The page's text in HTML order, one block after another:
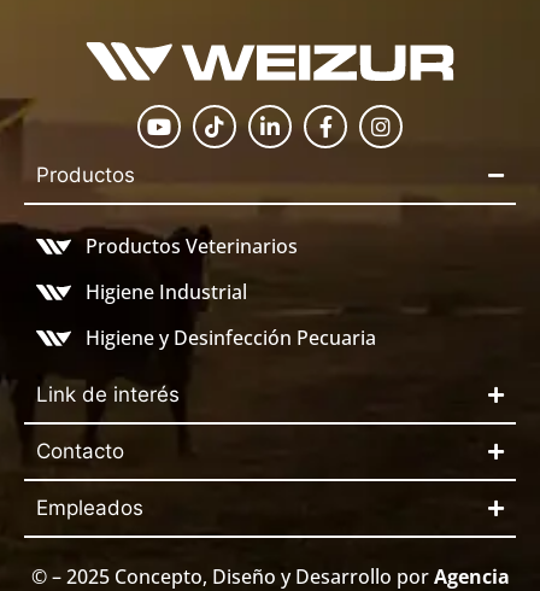
Productos
Productos Veterinarios
Higiene Industrial
Higiene y Desinfección Pecuaria
Link de interés
Contacto
Empleados
© – 2025 Concepto, Diseño y Desarrollo por Agencia